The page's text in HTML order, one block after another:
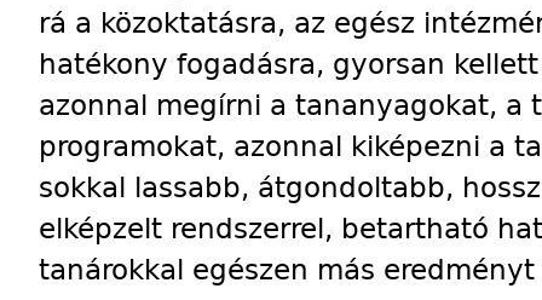
rá a közoktatásra, az egész
hatékony fogadásra, gyorsan
azonnal megírni a tananyagokat, a
programokat, azonnal kiképezni a
sokkal lassabb, átgondoltabb,
elképzelt rendszerrel, betartható
tanárokkal egészen más